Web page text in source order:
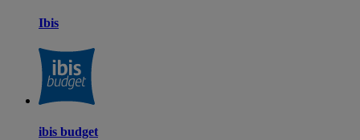
Ibis
ibis budget